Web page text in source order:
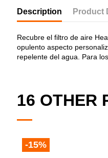
Description Product
Recubre el filtro de aire
opulento aspecto
repelente del agua. Para
16 OTHER
-15%